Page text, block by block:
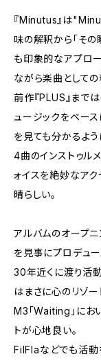
『Minutus』は
味の解釈から「そ
も印象的なアプロ
ながら楽曲として
前作『PLUS』まで
ュージックをベース
を見ても分かるよ
4曲のインストゥル
ォイスを絶妙なア
晴らしい。
アルバムのオープ
を見事にプロデュ
30年近くに渡り活
はまさに心のリゾー
M3「Waiting」にお
トが心地良い。
FilFlaなどでも活動